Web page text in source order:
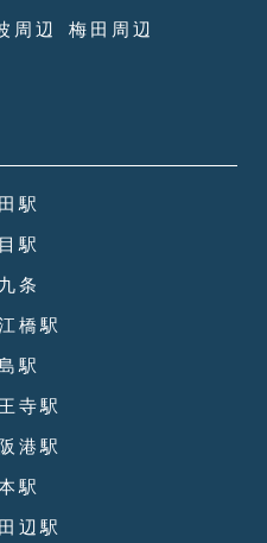
周辺
梅田周辺
駅
駅
条
橋駅
駅
寺駅
港駅
駅
辺駅